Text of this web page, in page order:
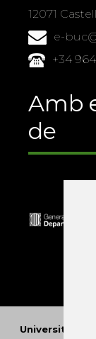
12071
e-
+34
Amb
de
Universitat